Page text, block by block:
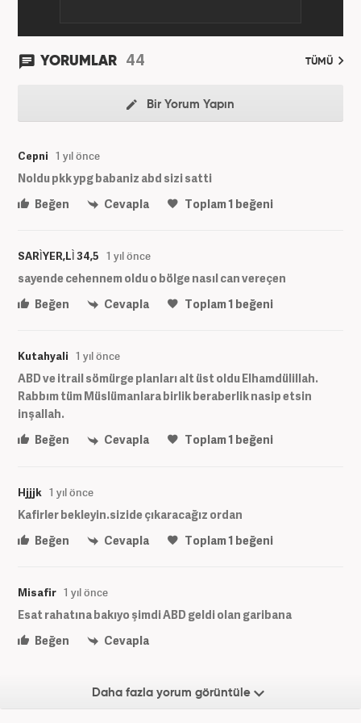
YORUMLAR 44 TÜMÜ
Bir Yorum Yapın
Cepni 1 yıl önce
Noldu pkk ypg babaniz abd sizi satti
Beğen
Cevapla Toplam1 beğeni
SARÌYER,LÌ 34,5 1 yıl önce
sayende cehennem oldu o bölge nasıl can vereçen
Beğen
Cevapla Toplam1 beğeni
Kutahyali 1 yıl önce
ABD ve itrail sömürge planları alt üst oldu Elhamdülillah.
Rabbım tüm Müslümanlara birlik beraberlik nasip etsin
inşallah.
Beğen
Cevapla Toplam1 beğeni
Hjjjk 1 yıl önce
Kafirler bekleyin.sizide çıkaracağız ordan
Beğen
Cevapla Toplam1 beğeni
Misafir 1 yıl önce
Esat rahatına bakıyo şimdi ABD geldi olan garibana
Beğen
Cevapla
Daha fazla yorum görüntüle